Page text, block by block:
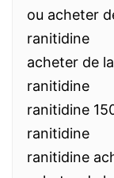
ou acheter
ranitidine
acheter de
ranitidine
ranitidine
ranitidine
ranitidine